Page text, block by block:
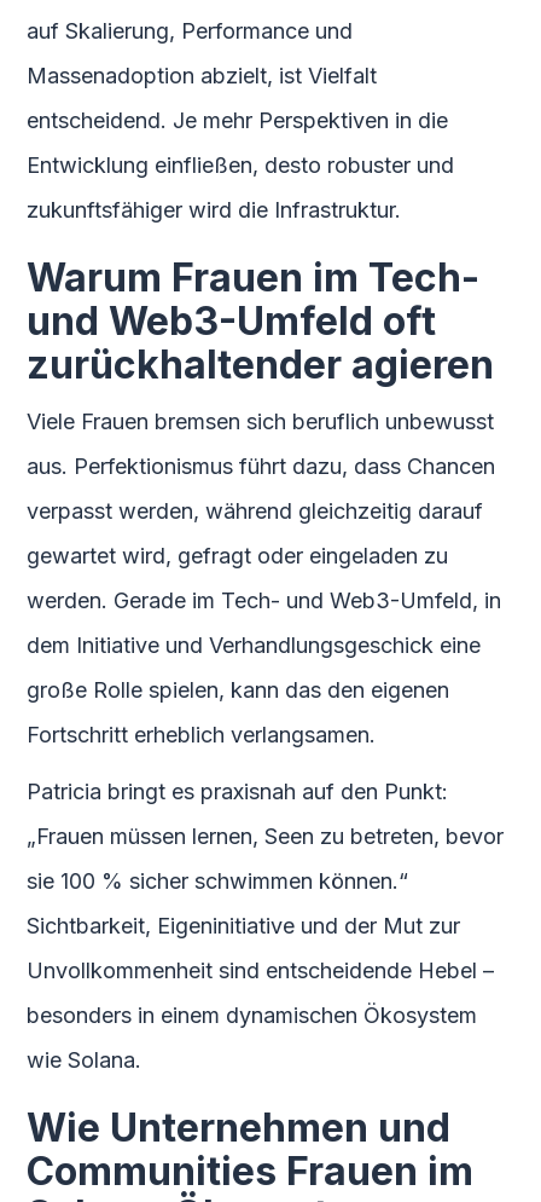
auf Skalierung, Performance und
Massenadoption abzielt, ist Vielfalt
entscheidend. Je mehr Perspektiven in die
Entwicklung einfließen, desto robuster und
zukunftsfähiger wird die Infrastruktur.
Warum Frauen im Tech-
und Web3-Umfeld oft
zurückhaltender agieren
Viele Frauen bremsen sich beruflich unbewusst
aus. Perfektionismus führt dazu, dass Chancen
verpasst werden, während gleichzeitig darauf
gewartet wird, gefragt oder eingeladen zu
werden. Gerade im Tech- und Web3-Umfeld, in
dem Initiative und Verhandlungsgeschick eine
große Rolle spielen, kann das den eigenen
Fortschritt erheblich verlangsamen.
Patricia bringt es praxisnah auf den Punkt:
„Frauen müssen lernen, Seen zu betreten, bevor
sie 100 % sicher schwimmen können.“
Sichtbarkeit, Eigeninitiative und der Mut zur
Unvollkommenheit sind entscheidende Hebel –
besonders in einem dynamischen Ökosystem
wie Solana.
Wie Unternehmen und
Communities Frauen im